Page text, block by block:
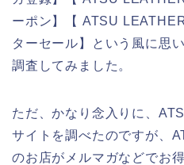
ーポン】【 ATSU
ターセール】という風に思
調査してみました。
ただ、かなり念入りに、
サイトを調べたのですが、
のお店がメルマガなどでお